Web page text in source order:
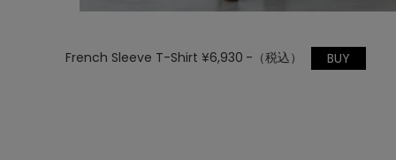
French Sleeve T-Shirt ¥6,930 -（税込） BUY